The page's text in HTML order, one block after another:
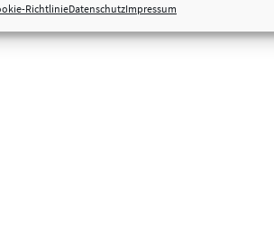
RichtlinieDatenschutzImpressum